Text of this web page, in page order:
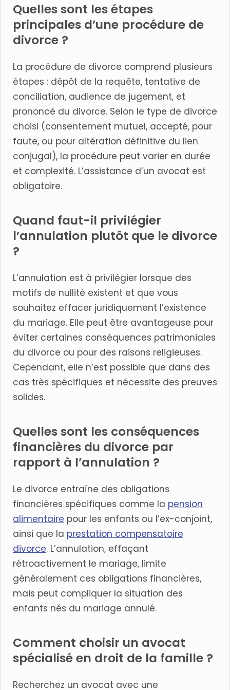
Quelles sont les étapes
principales d’une procédure de
divorce ?
La procédure de divorce comprend plusieurs
étapes : dépôt de la requête, tentative de
conciliation, audience de jugement, et
prononcé du divorce. Selon le type de divorce
choisi (consentement mutuel, accepté, pour
faute, ou pour altération définitive du lien
conjugal), la procédure peut varier en durée
et complexité. L’assistance d’un avocat est
obligatoire.
Quand faut-il privilégier
l’annulation plutôt que le divorce
?
L’annulation est à privilégier lorsque des
motifs de nullité existent et que vous
souhaitez effacer juridiquement l’existence
du mariage. Elle peut être avantageuse pour
éviter certaines conséquences patrimoniales
du divorce ou pour des raisons religieuses.
Cependant, elle n’est possible que dans des
cas très spécifiques et nécessite des preuves
solides.
Quelles sont les conséquences
financières du divorce par
rapport à l’annulation ?
Le divorce entraîne des obligations
financières spécifiques comme la pension
alimentaire pour les enfants ou l’ex-conjoint,
ainsi que la prestation compensatoire
divorce. L’annulation, effaçant
rétroactivement le mariage, limite
généralement ces obligations financières,
mais peut compliquer la situation des
enfants nés du mariage annulé.
Comment choisir un avocat
spécialisé en droit de la famille ?
Recherchez un avocat avec une